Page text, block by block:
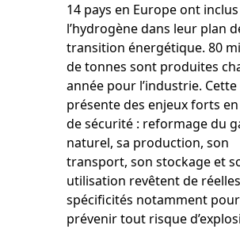
14 pays en Europe ont inclus
l’hydrogène dans leur plan
transition énergétique. 80
de tonnes sont produites
année pour l’industrie.
présente des enjeux forts
de sécurité : reformage du
naturel, sa production, son
transport, son stockage et
utilisation revêtent de réelles
spécificités notamment pour
prévenir tout risque